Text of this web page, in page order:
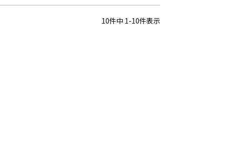
10件中 1-10件表示